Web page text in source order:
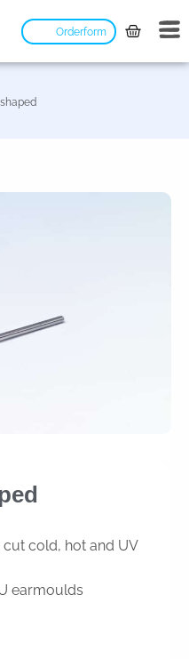
Orderform
cold, hot and UV
earmoulds